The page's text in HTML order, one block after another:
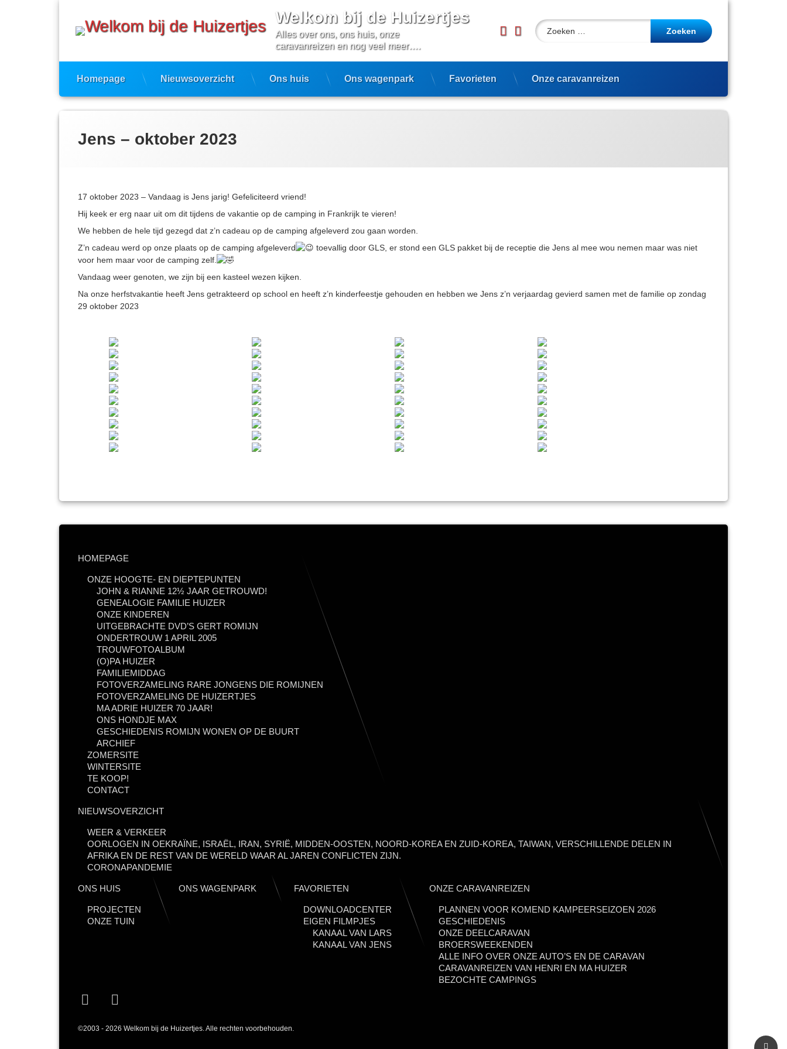
Welkom bij de Huizertjes
Alles over ons, ons huis, onze
caravanreizen en nog veel meer….
Facebook
YouTube
Zoeken naar:
Homepage Nieuwsoverzicht Ons huis Ons wagenpark Favorieten Onze caravanreizen
Jens – oktober 2023
17 oktober 2023 – Vandaag is Jens jarig! Gefeliciteerd vriend!
Hij keek er erg naar uit om dit tijdens de vakantie op de camping in Frankrijk te vieren!
We hebben de hele tijd gezegd dat z’n cadeau op de camping afgeleverd zou gaan worden.
Z’n cadeau werd op onze plaats op de camping afgeleverd
toevallig door GLS, er stond een GLS pakket bij de receptie die Jens al mee wou nemen maar was niet
voor hem maar voor de camping zelf.
Vandaag weer genoten, we zijn bij een kasteel wezen kijken.
Na onze herfstvakantie heeft Jens getrakteerd op school en heeft z’n kinderfeestje gehouden en hebben we Jens z’n verjaardag gevierd samen met de familie op zondag
29 oktober 2023
HOMEPAGE
ONZE HOOGTE- EN DIEPTEPUNTEN
JOHN & RIANNE 12½ JAAR GETROUWD!
GENEALOGIE FAMILIE HUIZER
ONZE KINDEREN
UITGEBRACHTE DVD’S GERT ROMIJN
ONDERTROUW 1 APRIL 2005
TROUWFOTOALBUM
(O)PA HUIZER
FAMILIEMIDDAG
FOTOVERZAMELING RARE JONGENS DIE ROMIJNEN
FOTOVERZAMELING DE HUIZERTJES
MA ADRIE HUIZER 70 JAAR!
ONS HONDJE MAX
GESCHIEDENIS ROMIJN WONEN OP DE BUURT
ARCHIEF
ZOMERSITE
WINTERSITE
TE KOOP!
CONTACT
NIEUWSOVERZICHT
WEER & VERKEER
OORLOGEN IN OEKRAÏNE, ISRAËL, IRAN, SYRIË, MIDDEN-OOSTEN, NOORD-KOREA EN ZUID-KOREA, TAIWAN, VERSCHILLENDE DELEN IN
AFRIKA EN DE REST VAN DE WERELD WAAR AL JAREN CONFLICTEN ZIJN.
CORONAPANDEMIE
ONS HUIS
PROJECTEN
ONZE TUIN
ONS WAGENPARK FAVORIETEN
DOWNLOADCENTER
EIGEN FILMPJES
KANAAL VAN LARS
KANAAL VAN JENS
ONZE CARAVANREIZEN
PLANNEN VOOR KOMEND KAMPEERSEIZOEN 2026
GESCHIEDENIS
ONZE DEELCARAVAN
BROERSWEEKENDEN
ALLE INFO OVER ONZE AUTO’S EN DE CARAVAN
CARAVANREIZEN VAN HENRI EN MA HUIZER
BEZOCHTE CAMPINGS
FacebookYouTube
©2003 - 2026 Welkom bij de Huizertjes. Alle rechten voorbehouden.